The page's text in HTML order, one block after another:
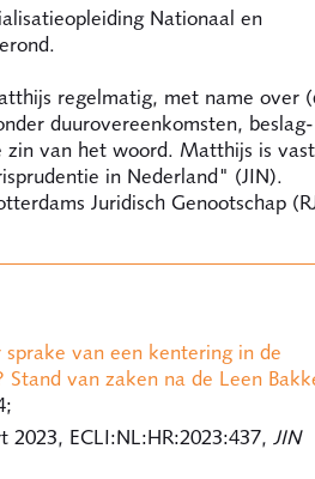
Nationaal en
regelmatig, met name over
duurovereenkomsten,
van het woord. Matthijs is
in Nederland" (JIN).
Juridisch Genootschap
sprake van een kentering in de
van zaken na de Leen
ECLI:NL:HR:2023:437, JIN